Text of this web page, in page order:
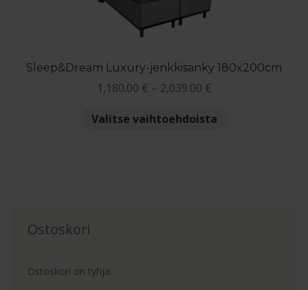
Sleep&Dream Luxury-jenkkisänky 180x200cm
1,180.00 € – 2,039.00 €
-
Valitse vaihtoehdoista
Ostoskori
Ostoskori on tyhjä.